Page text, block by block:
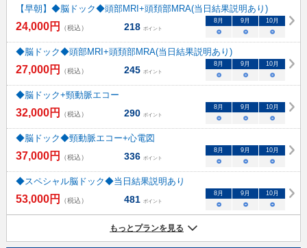
【早朝】◆脳ドック◆頭部MRI+頭頚部MRA(当日結果説明あり)
24,000円 （税込） 218 ポイント
8 月 9 月 10月
○ ○ ○
◆脳ドック◆頭部MRI+頭頚部MRA(当日結果説明あり)
27,000円 （税込） 245 ポイント
8 月 9 月 10月
○ ○ ○
◆脳ドック+頸動脈エコー
32,000円 （税込） 290 ポイント
8 月 9 月 10月
○ ○ ○
◆脳ドック◆頸動脈エコー+心電図
37,000円 （税込） 336 ポイント
8 月 9 月 10月
○ ○ ○
◆スペシャル脳ドック◆当日結果説明あり
53,000円 （税込） 481 ポイント
8 月 9 月 10月
○ ○ ○
もっとプランを見る